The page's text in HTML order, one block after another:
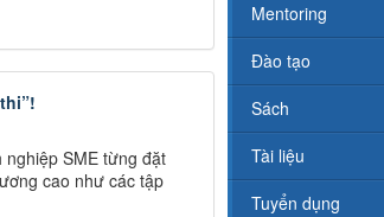
SME từng đặt
cao như các tập
Mentoring
Đào tạo
Sách
Tài liệu
Tuyển dụng